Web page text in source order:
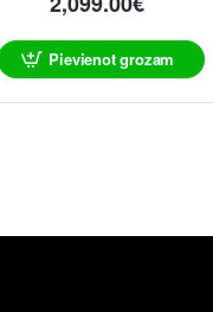
Pievienot grozam